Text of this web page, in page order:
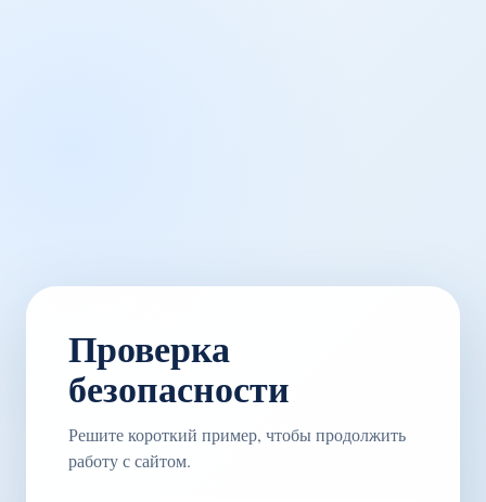
Проверка
безопасности
Решите короткий пример, чтобы продолжить
работу с сайтом.